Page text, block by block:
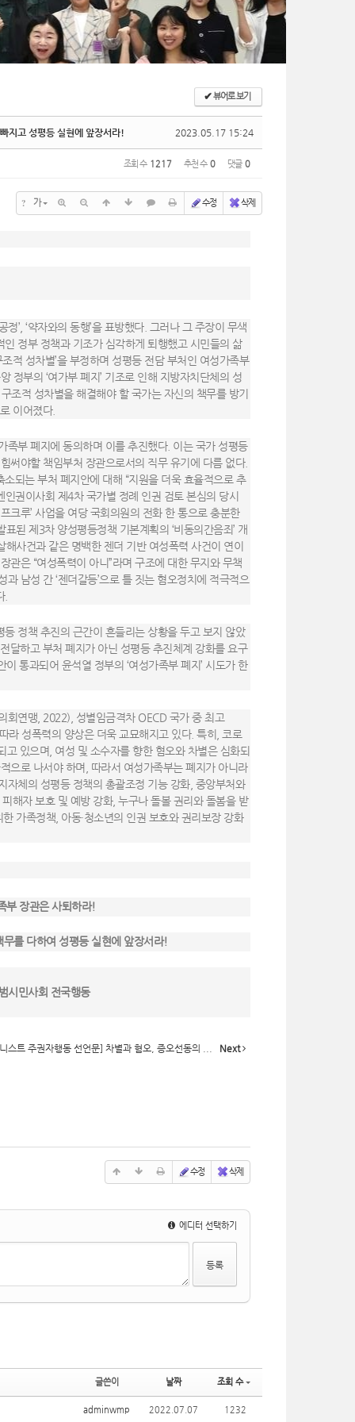
✔뷰어로 보기
2023.05.17 15:24
지고 성평등 실현에 앞장서라!
조회 수 1217 추천 수 0 댓글 0
? 가 수정 삭제
’, ‘약자와의 동행’을 표방했다. 그러나 그 주장이 무색
정부 정책과 기조가 심각하게 퇴행했고 시민들의 삶
적 성차별’을 부정하며 성평등 전담 부처인 여성가족부
정부의 ‘여가부 폐지’ 기조로 인해 지방자치단체의 성
조적 성차별을 해결해야 할 국가는 자신의 책무를 방기
이어졌다.
부 폐지에 동의하며 이를 추진했다. 이는 국가 성평등
써야할 책임부처 장관으로서의 직무 유기에 다름 없다.
되는 부처 폐지안에 대해 “지원을 더욱 효율적으로 추
권이사회 제4차 국가별 정례 인권 검토 본심의 당시
크루’ 사업을 여당 국회의원의 전화 한 통으로 충분한
된 제3차 양성평등정책 기본계획의 ‘비동의간음죄’ 개
사건과 같은 명백한 젠더 기반 여성폭력 사건이 연이
관은 “여성폭력이 아니”라며 구조에 대한 무지와 무책
남성 간 ‘젠더갈등’으로 틀 짓는 혐오정치에 적극적으
.
정책 추진의 근간이 흔들리는 상황을 두고 보지 않았
달하고 부처 폐지가 아닌 성평등 추진체계 강화를 요구
통과되어 윤석열 정부의 ‘여성가족부 폐지’ 시도가 한
연맹, 2022), 성별임금격차 OECD 국가 중 최고
성폭력의 양상은 더욱 교묘해지고 있다. 특히, 코로
있으며, 여성 및 소수자를 향한 혐오와 차별은 심화되
으로 나서야 하며, 따라서 여성가족부는 폐지가 아니라
체의 성평등 정책의 총괄조정 기능 강화, 중앙부처와
해자 보호 및 예방 강화, 누구나 돌볼 권리와 돌봄을 받
가족정책, 아동·청소년의 인권 보호와 권리보장 강화
부 장관은 사퇴하라!
를 다하여 성평등 실현에 앞장서라!
시민사회 전국행동
스트 주권자행동 선언문] 차별과 혐오, 증오선동의 ... Next
수정 삭제
에디터 선택하기
글쓴이 날짜 조회 수
adminwmp 2022.07.07 1232